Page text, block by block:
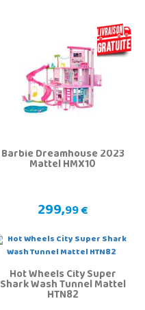
Barbie Dreamhouse 2023
Mattel HMX10
299,99 €
Hot Wheels City Super
Shark Wash Tunnel Mattel
HTN82